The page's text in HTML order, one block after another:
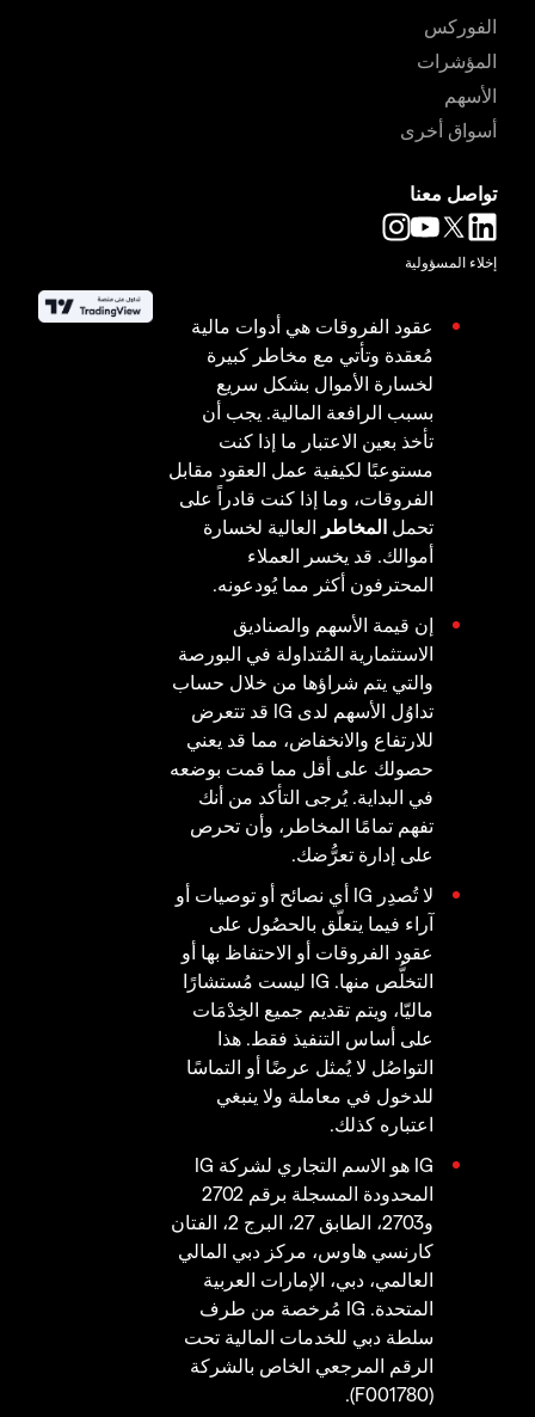
الفوركس
المؤشرات
الأسهم
أسواق أخرى
تواصل معنا
إخلاء المسؤولية
عقود الفروقات هي أدوات مالية
مُعقدة وتأتي مع مخاطر كبيرة
لخسارة الأموال بشكل سريع
بسبب الرافعة المالية. يجب أن
تأخذ بعين الاعتبار ما إذا كنت
مستوعبًا لكيفية عمل العقود مقابل
الفروقات، وما إذا كنت قادراً على
تحمل المخاطر العالية لخسارة
أموالك. قد يخسر العملاء
المحترفون أكثر مما يُودعونه.
إن قيمة الأسهم والصناديق
الاستثمارية المُتداولة في البورصة
والتي يتم شراؤها من خلال حساب
تداوُل الأسهم لدى IG قد تتعرض
للارتفاع والانخفاض، مما قد يعني
حصولك على أقل مما قمت بوضعه
في البداية. يُرجى التأكد من أنك
تفهم تمامًا المخاطر، وأن تحرص
على إدارة تعرُّضك.
لا تُصدِر IG أي نصائح أو توصيات أو
آراء فيما يتعلّق بالحصُول على
عقود الفروقات أو الاحتفاظ بها أو
التخلُّص منها. IG ليست مُستشارًا
ماليّا، ويتم تقديم جميع الخِدْمَات
على أساس التنفيذ فقط. هذا
التواصُل لا يُمثل عرضًا أو التماسًا
للدخول في معاملة ولا ينبغي
اعتباره كذلك.
IG هو الاسم التجاري لشركة IG
المحدودة المسجلة برقم 2702
و2703، الطابق 27، البرج 2، الفتان
كارنسي هاوس، مركز دبي المالي
العالمي، دبي، الإمارات العربية
المتحدة. IG مُرخصة من طرف
سلطة دبي للخدمات المالية تحت
الرقم المرجعي الخاص بالشركة
(F001780).